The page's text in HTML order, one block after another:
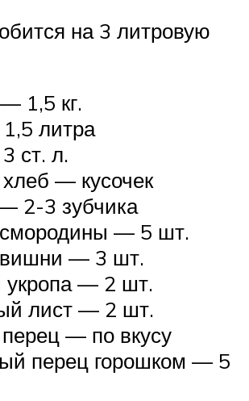
на 3 литровую
1,5 кг.
литра
ст. л.
— кусочек
2-3 зубчика
— 5 шт.
вишни — 3 шт.
укропа — 2 шт.
лист — 2 шт.
— по вкусу
перец горошком — 5